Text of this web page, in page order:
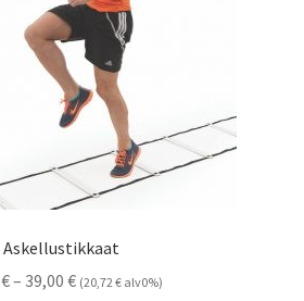
Askellustikkaat
€– 39,00 €Hintaluokka:
(20,72€ alv0%)